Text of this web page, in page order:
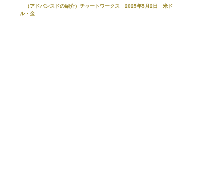
（アドバンスドの紹介）チャートワークス 2025年5月2日 米ド
ル・金